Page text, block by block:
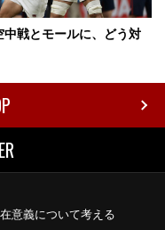
戦とモールに、どう対
意義について考える